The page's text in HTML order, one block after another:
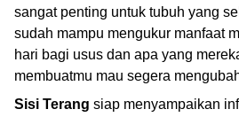
sangat penting untuk tubuh yang
sudah mampu mengukur manfaat
hari bagi usus dan apa yang
membuatmu mau segera
Sisi Terang siap menyampaikan